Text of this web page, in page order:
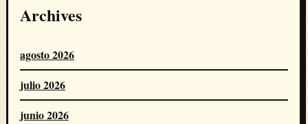
Archives
agosto 2026
julio 2026
junio 2026